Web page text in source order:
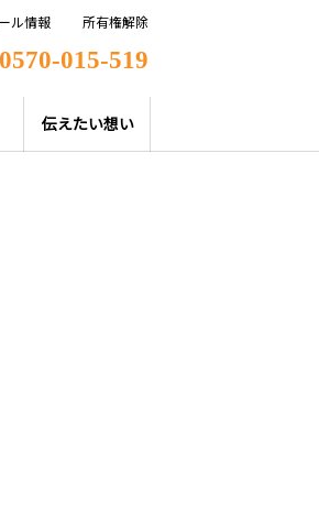
0570-015-519
伝えたい想い
ル情報 所有権解除